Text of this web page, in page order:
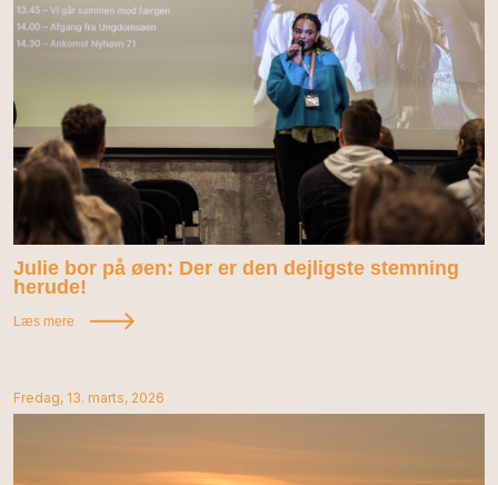
Julie bor på øen: Der er den dejligste stemning
herude!
Læs mere
Fredag, 13. marts, 2026